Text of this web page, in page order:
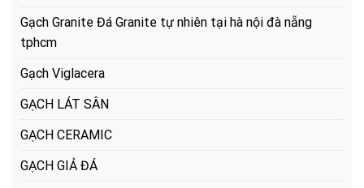
Gạch Granite Đá Granite tự nhiên tại hà nội đà nẵng
tphcm
Gạch Viglacera
GẠCH LÁT SÂN
GẠCH CERAMIC
GẠCH GIẢ ĐÁ